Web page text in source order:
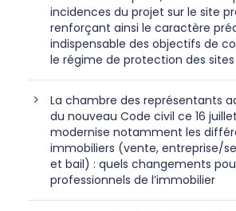
incidences du projet sur le site
renforçant ainsi le caractère
indispensable des objectifs de
le régime de protection des
La chambre des représentants
du nouveau Code civil ce 16
modernise notamment les
immobiliers (vente, entreprise/
et bail) : quels changements
professionnels de l’immobilier